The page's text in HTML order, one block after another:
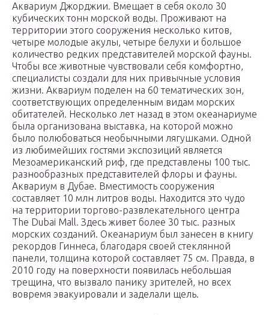
Аквариум Джорджии. Вмещает в себя около 30
кубических тонн морской воды. Проживают на
территории этого сооружения несколько китов,
четыре молодые акулы, четыре белухи и большое
количество редких представителей морской фауны.
Чтобы все животные чувствовали себя комфортно,
специалисты создали для них привычные условия
жизни. Аквариум поделен на 60 тематических зон,
соответствующих определенным видам морских
обитателей. Несколько лет назад в этом океанариуме
была организована выставка, на которой можно
было полюбоваться необычными лягушками. Одной
из любимейших гостями экспозиций является
Мезоамериканский риф, где представлены 100 тыс.
разнообразных представителей флоры и фауны.
Аквариум в Дубае. Вместимость сооружения
составляет 10 млн литров воды. Находится это чудо
на территории торгово-развлекательного центра
The Dubai Mall. Здесь живет более 30 тыс. разных
морских созданий. Океанариум был занесен в книгу
рекордов Гиннеса, благодаря своей стеклянной
панели, толщина которой составляет 75 см. Правда, в
2010 году на поверхности появилась небольшая
трещина, что вызвало панику зрителей, но всех
вовремя эвакуировали и заделали щель.